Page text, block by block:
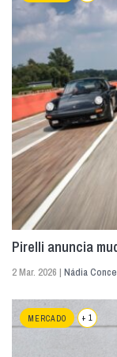
Pirelli anuncia
2 Mar. 2026 | Nádia
MERCADO + 1